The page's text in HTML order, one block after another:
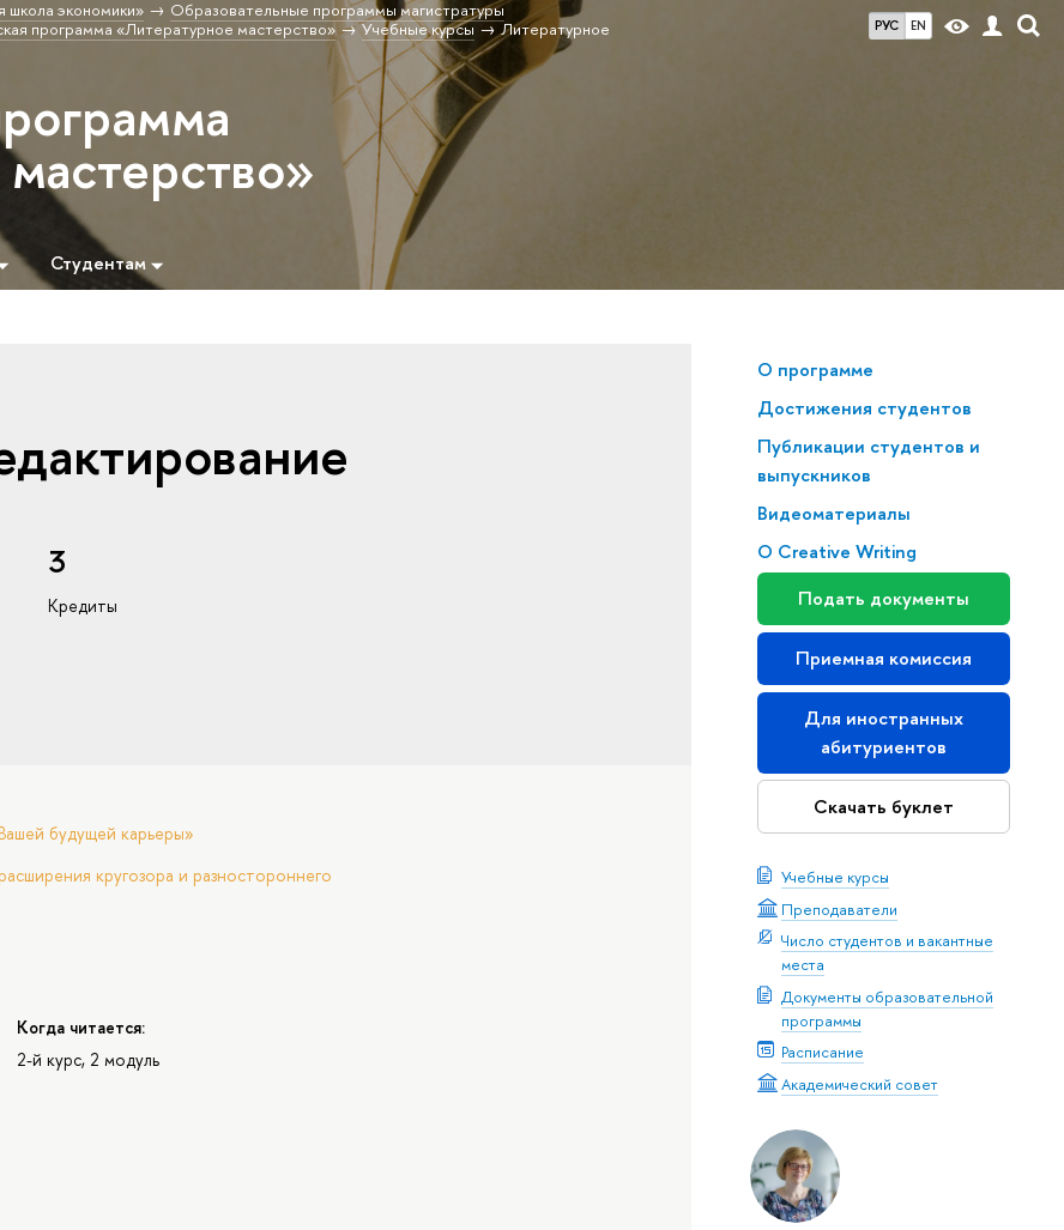
РУС EN
школа экономики»
Образовательные программы магистратуры
программа «Литературное мастерство» Учебные курсы
Литературное
Студентам
О программе
Достижения студентов
Публикации студентов и
выпускников
Видеоматериалы
О Creative Writing
Подать документы
Приемная комиссия
Для иностранных
абитуриентов
Скачать буклет
Учебные курсы
Преподаватели
Число студентов и вакантные
места
Документы образовательной
программы
Расписание
Академический совет
3
Кредиты
будущей карьеры»
кругозора и разностороннего
Когда читается:
2-й курс, 2 модуль